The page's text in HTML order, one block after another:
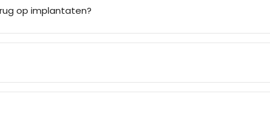
op implantaten?